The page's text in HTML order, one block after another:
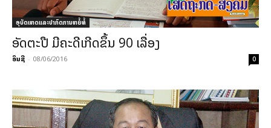
ອຸບັດເຫດແລະປາກົດການຫຍໍ້ທໍ້
ອັດຕະປື ມີຄະດີເກີດຂຶ້ນ 90 ເລື່ອງ
ອິນຊີ - 08/06/2016 0